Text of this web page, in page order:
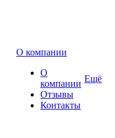
О компании
О
компании
Отзывы
Контакты
Ещё